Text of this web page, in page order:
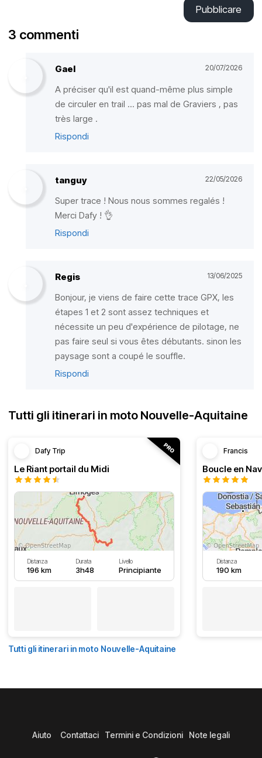
Pubblicare
3 commenti
Gael 20/07/2026
A préciser qu'il est quand-même plus simple
de circuler en trail ... pas mal de Graviers , pas
très large .
Rispondi
tanguy 22/05/2026
Super trace ! Nous nous sommes regalés !
Merci Dafy ! 👌
Rispondi
Regis 13/06/2025
Bonjour, je viens de faire cette trace GPX, les
étapes 1 et 2 sont assez techniques et
nécessite un peu d'expérience de pilotage, ne
pas faire seul si vous êtes débutants. sinon les
paysage sont a coupé le souffle.
Rispondi
Tutti gli itinerari in moto Nouvelle-Aquitaine
Dafy Trip
Le Riant portail du Midi
Distanza
196 km
Durata
3h48
Livello
Principiante
Francis
Distanza
190 km
Tutti gli itinerari in moto Nouvelle-Aquitaine
Aiuto Contattaci Termini e Condizioni Note legali